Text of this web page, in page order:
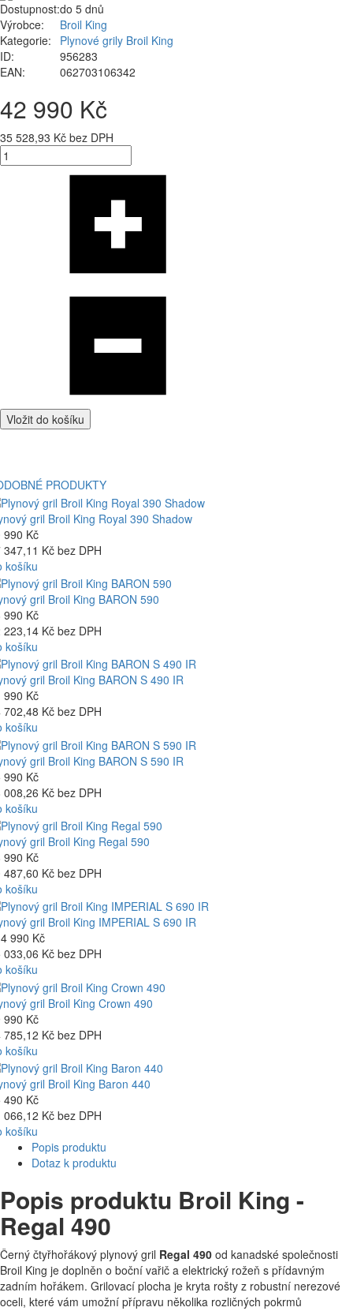
Dostupnost:do 5 dnů
Výrobce:
Broil King
Kategorie:
Plynové grily Broil King
ID:
956283
EAN:
062703106342
42 990 Kč
35 528,93 Kč bez DPH
Vložit do košíku
PRODUKTY
gril Broil King Royal 390 Shadow
990 Kč
347,11 Kč bez DPH
košíku
gril Broil King BARON 590
990 Kč
223,14 Kč bez DPH
košíku
gril Broil King BARON S 490 IR
990 Kč
702,48 Kč bez DPH
košíku
gril Broil King BARON S 590 IR
990 Kč
008,26 Kč bez DPH
košíku
gril Broil King Regal 590
990 Kč
487,60 Kč bez DPH
košíku
gril Broil King IMPERIAL S 690 IR
990 Kč
033,06 Kč bez DPH
košíku
gril Broil King Crown 490
990 Kč
785,12 Kč bez DPH
košíku
gril Broil King Baron 440
490 Kč
066,12 Kč bez DPH
košíku
Popis produktu
Dotaz k produktu
Popis produktu Broil King -
Regal 490
Černý čtyřhořákový plynový gril Regal 490 od kanadské společnosti
Broil King je doplněn o boční vařič a elektrický rožeň s přídavným
zadním hořákem. Grilovací plocha je kryta rošty z robustní nerezové
oceli, které vám umožní přípravu několika rozličných pokrmů